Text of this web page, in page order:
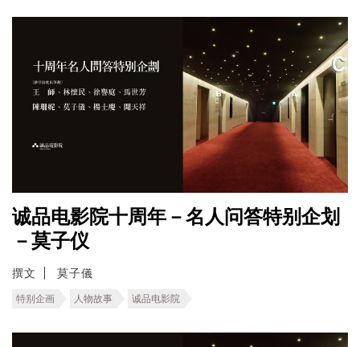
诚品电影院十周年－名人问答特别企划
－莫子仪
撰文 莫子儀
特别企画 人物故事 诚品电影院